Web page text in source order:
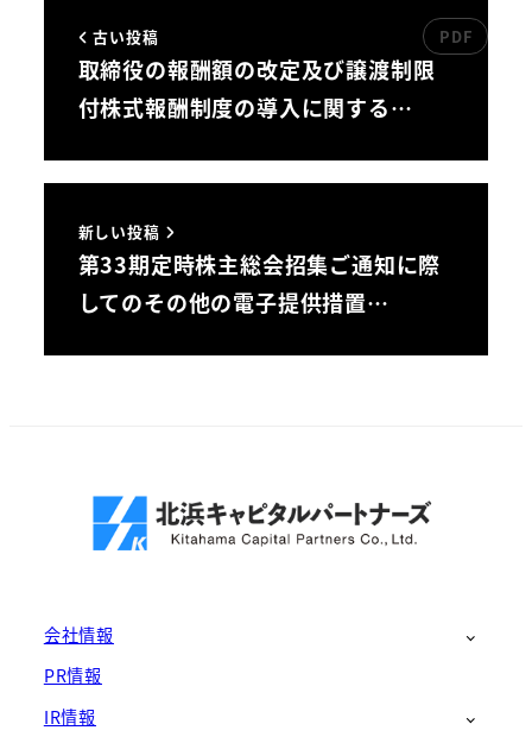
古い投稿
取締役の報酬額の改定及び譲渡制限
付株式報酬制度の導入に関する…
新しい投稿
第33期定時株主総会招集ご通知に際
してのその他の電子提供措置…
会社情報
PR情報
IR情報